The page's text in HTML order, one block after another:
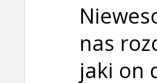
nas
jaki on